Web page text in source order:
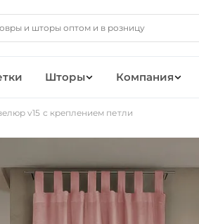
Шторы Компания
v15 с креплением петли